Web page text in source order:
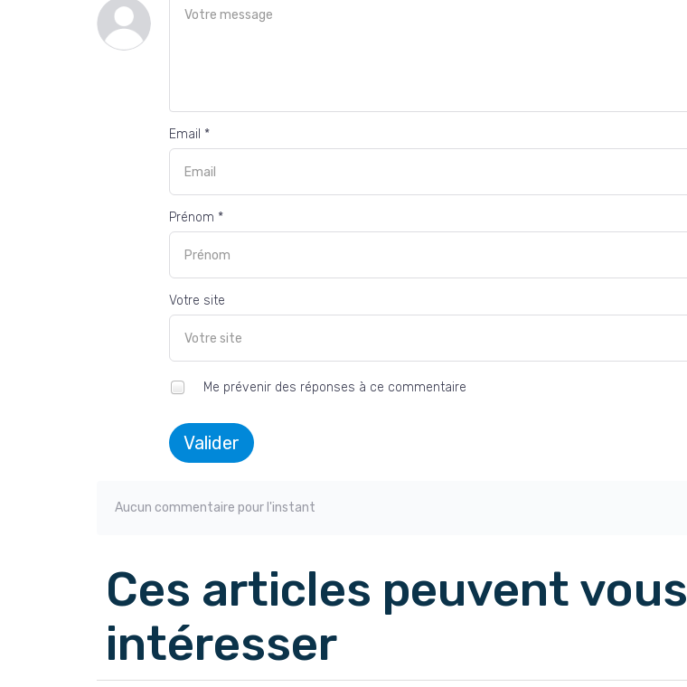
Email *
Prénom *
Votre site
Me prévenir des réponses à ce commentaire
Valider
Aucun commentaire pour l'instant
Ces articles peuvent vous
intéresser